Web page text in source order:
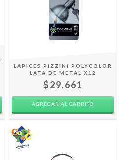
LAPICES PIZZINI POLYCOLOR
LATA DE METAL X12
$29.661